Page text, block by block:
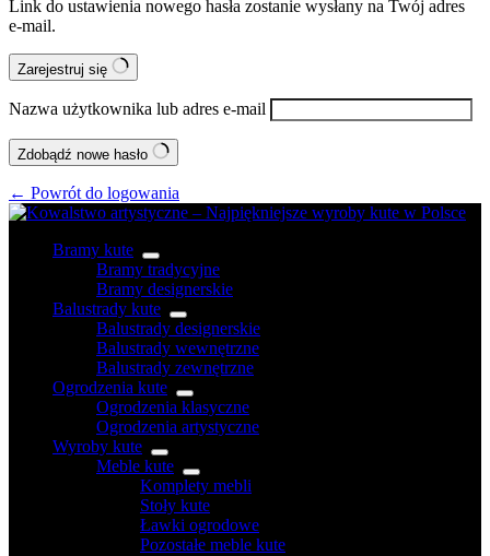
Link do ustawienia nowego hasła zostanie wysłany na Twój adres
e-mail.
Zarejestruj się
Nazwa użytkownika lub adres e-mail
Zdobądź nowe hasło
← Powrót do logowania
Bramy kute
Bramy tradycyjne
Bramy designerskie
Balustrady kute
Balustrady designerskie
Balustrady wewnętrzne
Balustrady zewnętrzne
Ogrodzenia kute
Ogrodzenia klasyczne
Ogrodzenia artystyczne
Wyroby kute
Meble kute
Komplety mebli
Stoły kute
Ławki ogrodowe
Pozostałe meble kute